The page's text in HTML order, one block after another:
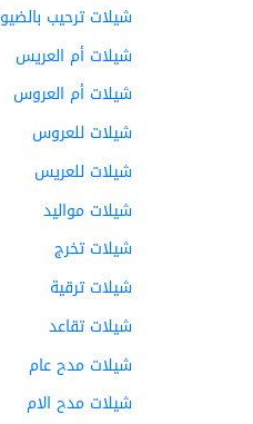
شيلات ترحيب بالضيوف
شيلات أم العريس
شيلات أم العروس
شيلات للعروس
شيلات للعريس
شيلات مواليد
شيلات تخرج
شيلات ترقية
شيلات تقاعد
شيلات مدح عام
شيلات مدح الام